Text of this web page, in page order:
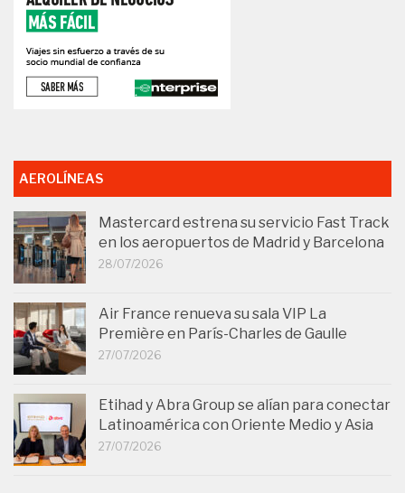
AEROLÍNEAS
Mastercard estrena su servicio Fast Track
en los aeropuertos de Madrid y Barcelona
28/07/2026
Air France renueva su sala VIP La
Première en París-Charles de Gaulle
27/07/2026
Etihad y Abra Group se alían para conectar
Latinoamérica con Oriente Medio y Asia
27/07/2026